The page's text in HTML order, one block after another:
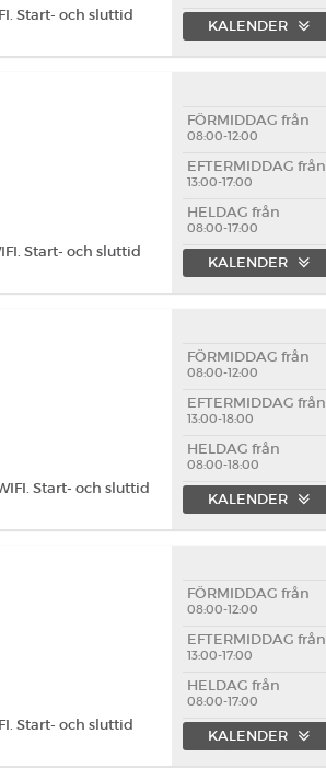
Start- och sluttid
KALENDER
Start- och sluttid
FÖRMIDDAG från
08:00-12:00
EFTERMIDDAG från
13:00-17:00
HELDAG från
08:00-17:00
KALENDER
Start- och sluttid
FÖRMIDDAG från
08:00-12:00
EFTERMIDDAG från
13:00-18:00
HELDAG från
08:00-18:00
KALENDER
Start- och sluttid
FÖRMIDDAG från
08:00-12:00
EFTERMIDDAG från
13:00-17:00
HELDAG från
08:00-17:00
KALENDER